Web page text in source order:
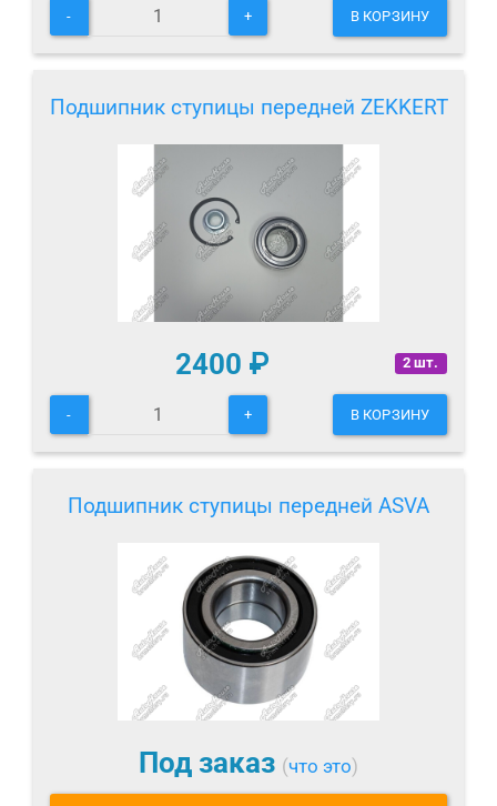
- + В КОРЗИНУ
Подшипник ступицы передней ZEKKERT
2 шт.
2400 ₽
- + В КОРЗИНУ
Подшипник ступицы передней ASVA
Под заказ (что это)